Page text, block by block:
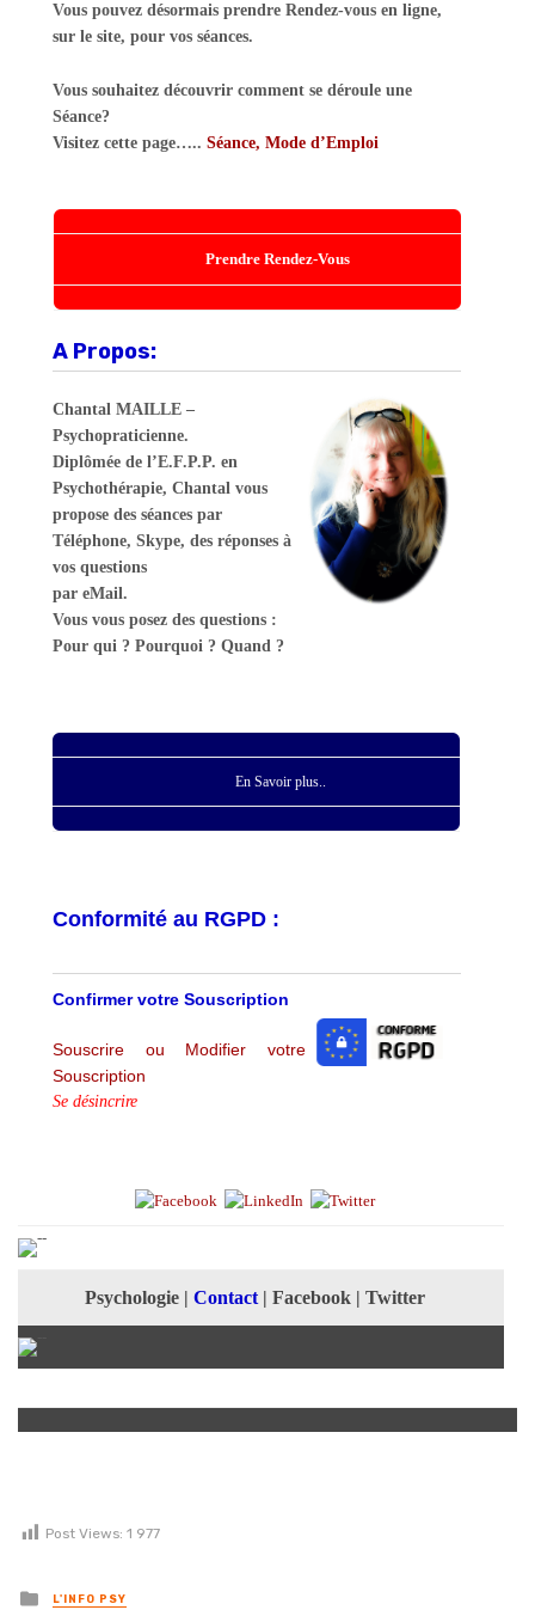
Vous pouvez désormais prendre Rendez-vous en ligne,
sur le site, pour vos séances.
Vous souhaitez découvrir comment se déroule une
Séance?
Visitez cette page…..Séance, Mode d’Emploi
Prendre Rendez-Vous
A Propos:
Chantal MAILLE –
Psychopraticienne.
Diplômée de l’E.F.P.P. en
Psychothérapie, Chantal vous
propose des séances par
Téléphone, Skype, des réponses à
vos questions
par eMail.
Vous vous posez des questions :
Pour qui ? Pourquoi ? Quand ?
En Savoir plus..
Conformité au RGPD :
Confirmer votre Souscription
Souscrire ou Modifier votre
Souscription
Se désincrire
Psychologie| Contact| Facebook| Twitter
Post Views: 1 977
Posted in
L'INFO PSY